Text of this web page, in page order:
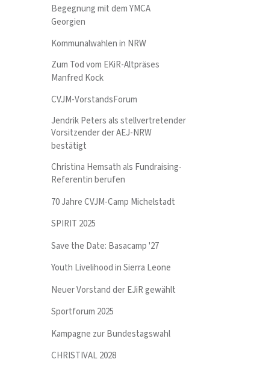
Begegnung mit dem YMCA
Georgien
Kommunalwahlen in NRW
Zum Tod vom EKiR-Altpräses
Manfred Kock
CVJM-VorstandsForum
Jendrik Peters als stellvertretender
Vorsitzender der AEJ-NRW
bestätigt
Christina Hemsath als Fundraising-
Referentin berufen
70 Jahre CVJM-Camp Michelstadt
SPIRIT 2025
Save the Date: Basacamp '27
Youth Livelihood in Sierra Leone
Neuer Vorstand der EJiR gewählt
Sportforum 2025
Kampagne zur Bundestagswahl
CHRISTIVAL 2028